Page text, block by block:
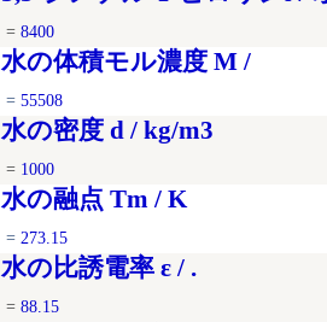
= 8400
水の体積モル濃度 M /
= 55508
水の密度 d / kg/m3
= 1000
水の融点 Tm / K
= 273.15
水の比誘電率 ε / .
= 88.15